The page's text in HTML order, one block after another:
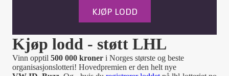
KJØP LODD
Kjøp lodd - støtt LHL
Vinn opptil 500 000 kroner i Norges største og beste
organisasjonslotteri! Hovedpremien er den helt nye